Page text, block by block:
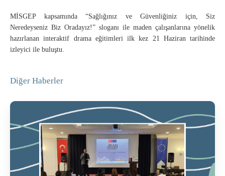
MİSGEP kapsamında “Sağlığınız ve Güvenliğiniz için, Siz
Neredeyseniz Biz Oradayız!” sloganı ile maden çalışanlarına yönelik
hazırlanan interaktif drama eğitimleri ilk kez 21 Haziran tarihinde
izleyici ile buluştu.
Diğer Haberler